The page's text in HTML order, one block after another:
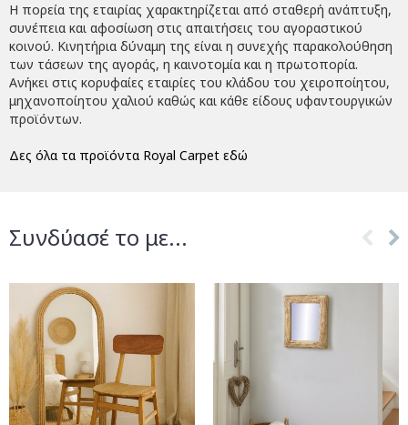
Η πορεία της εταιρίας χαρακτηρίζεται από σταθερή ανάπτυξη,
συνέπεια και αφοσίωση στις απαιτήσεις του αγοραστικού
κοινού. Κινητήρια δύναμη της είναι η συνεχής παρακολούθηση
των τάσεων της αγοράς, η καινοτομία και η πρωτοπορία.
Ανήκει στις κορυφαίες εταιρίες του κλάδου του χειροποίητου,
μηχανοποίητου χαλιού καθώς και κάθε είδους υφαντουργικών
προϊόντων.
Δες όλα τα προϊόντα Royal Carpet εδώ
Συνδύασέ το με...